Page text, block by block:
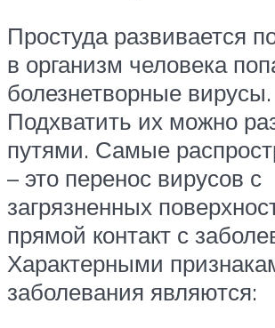
Простуда развивается
в организм человека
болезнетворные вирусы.
Подхватить их можно
путями. Самые
– это перенос вирусов с
загрязненных
прямой контакт с
Характерными
заболевания являются: